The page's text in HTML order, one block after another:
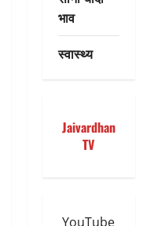
भाव
स्वास्थ्य
Jaivardhan
TV
YouTube